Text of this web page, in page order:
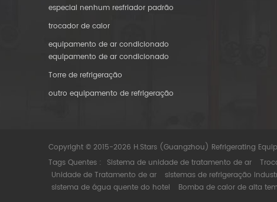
especial nenhum resfriador padrão
trocador de calor
equipamento de ar condicionado
equipamento de ar condicionado
Torre de refrigeração
outro equipamento de refrigeração
Copyright © 2015-2026 H.Stars (Guangzhou) Refrigerating
Tags Quentes :
Sistema de unidade de tratamento de ar
Unidade de Tratamento de ar
sistemas de refrigeração
sistema de água quente do hotel
Bomba de calor de alta